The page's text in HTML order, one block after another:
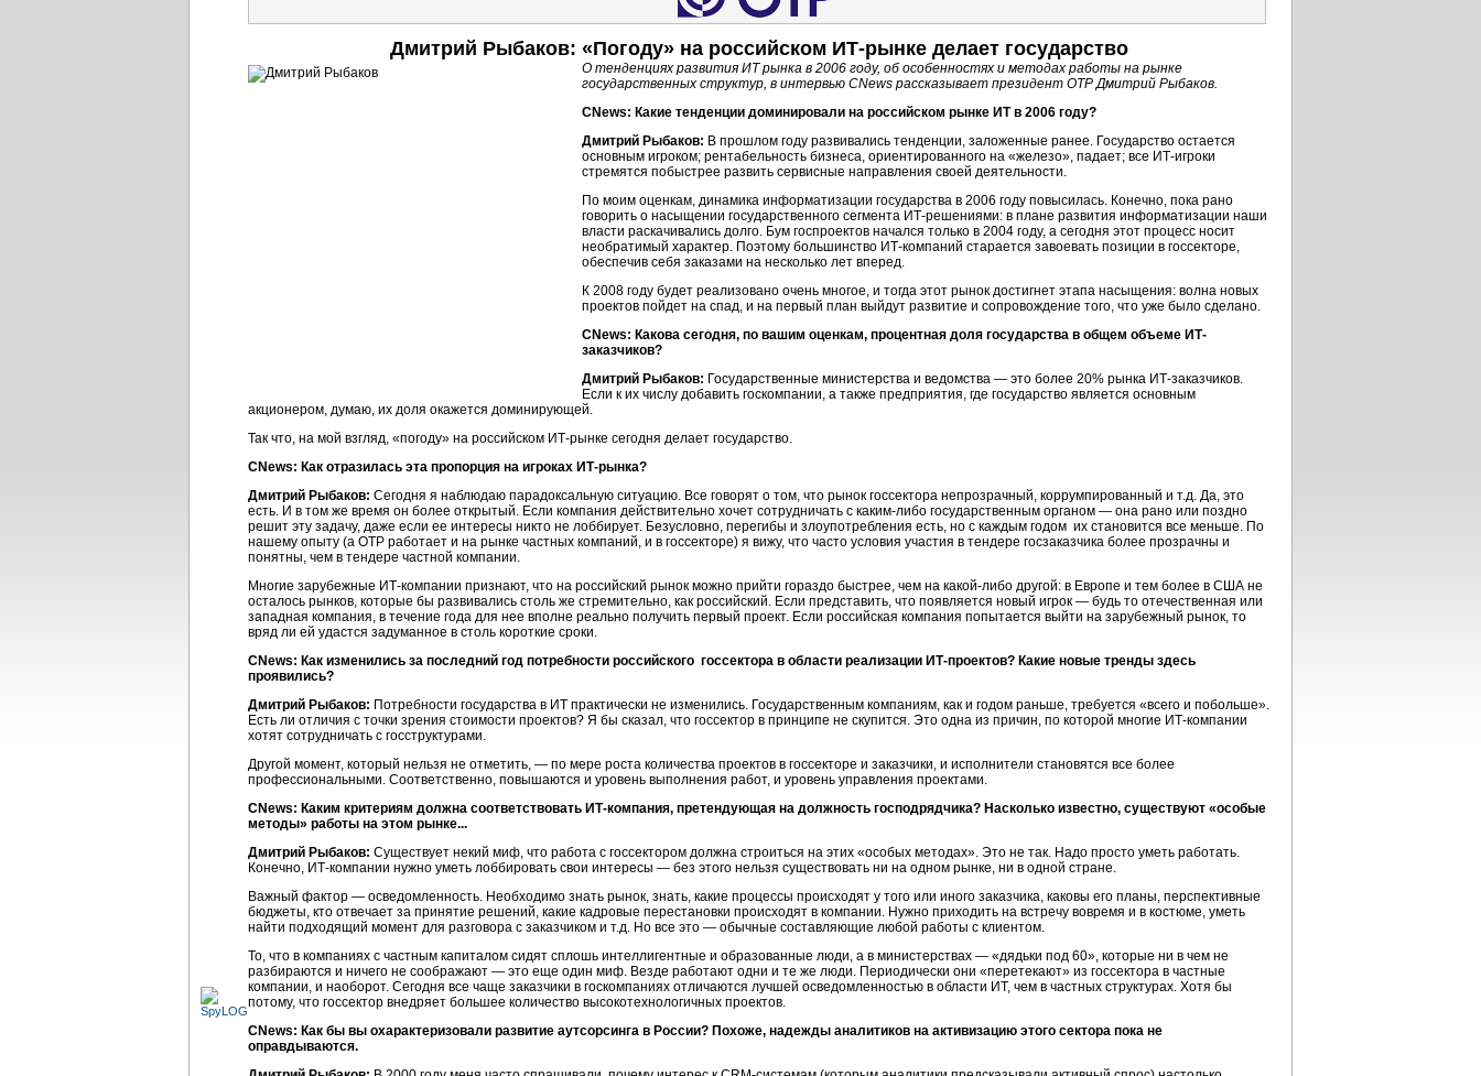
Дмитрий Рыбаков: «Погоду» на российском ИТ-рынке делает государство
О тенденциях развития ИТ рынка в 2006 году, об особенностях и методах работы на рынке
государственных структур, в интервью CNews рассказывает президент ОТР Дмитрий Рыбаков.
CNews: Какие тенденции доминировали на российском рынке ИТ в 2006 году?
Дмитрий Рыбаков: В прошлом году развивались тенденции, заложенные ранее. Государство остается
основным игроком; рентабельность бизнеса, ориентированного на «железо», падает; все ИТ-игроки
стремятся побыстрее развить сервисные направления своей деятельности.
По моим оценкам, динамика информатизации государства в 2006 году повысилась. Конечно, пока рано
говорить о насыщении государственного сегмента ИТ-решениями: в плане развития информатизации наши
власти раскачивались долго. Бум госпроектов начался только в 2004 году, а сегодня этот процесс носит
необратимый характер. Поэтому большинство ИТ-компаний старается завоевать позиции в госсекторе,
обеспечив себя заказами на несколько лет вперед.
К 2008 году будет реализовано очень многое, и тогда этот рынок достигнет этапа насыщения: волна новых
проектов пойдет на спад, и на первый план выйдут развитие и сопровождение того, что уже было сделано.
CNews: Какова сегодня, по вашим оценкам, процентная доля государства в общем объеме ИТ-
заказчиков?
Дмитрий Рыбаков: Государственные министерства и ведомства — это более 20% рынка ИТ-заказчиков.
Если к их числу добавить госкомпании, а также предприятия, где государство является основным
акционером, думаю, их доля окажется доминирующей.
Так что, на мой взгляд, «погоду» на российском ИТ-рынке сегодня делает государство.
CNews: Как отразилась эта пропорция на игроках ИТ-рынка?
Дмитрий Рыбаков: Сегодня я наблюдаю парадоксальную ситуацию. Все говорят о том, что рынок госсектора непрозрачный, коррумпированный и т.д. Да, это
есть. И в том же время он более открытый. Если компания действительно хочет сотрудничать с каким-либо государственным органом — она рано или поздно
решит эту задачу, даже если ее интересы никто не лоббирует. Безусловно, перегибы и злоупотребления есть, но с каждым годом их становится все меньше. По
нашему опыту (а ОТР работает и на рынке частных компаний, и в госсекторе) я вижу, что часто условия участия в тендере госзаказчика более прозрачны и
понятны, чем в тендере частной компании.
Многие зарубежные ИТ-компании признают, что на российский рынок можно прийти гораздо быстрее, чем на какой-либо другой: в Европе и тем более в США не
осталось рынков, которые бы развивались столь же стремительно, как российский. Если представить, что появляется новый игрок — будь то отечественная или
западная компания, в течение года для нее вполне реально получить первый проект. Если российская компания попытается выйти на зарубежный рынок, то
вряд ли ей удастся задуманное в столь короткие сроки.
CNews: Как изменились за последний год потребности российского госсектора в области реализации ИТ-проектов? Какие новые тренды здесь
проявились?
Дмитрий Рыбаков: Потребности государства в ИТ практически не изменились. Государственным компаниям, как и годом раньше, требуется «всего и побольше».
Есть ли отличия с точки зрения стоимости проектов? Я бы сказал, что госсектор в принципе не скупится. Это одна из причин, по которой многие ИТ-компании
хотят сотрудничать с госструктурами.
Другой момент, который нельзя не отметить, — по мере роста количества проектов в госсекторе и заказчики, и исполнители становятся все более
профессиональными. Соответственно, повышаются и уровень выполнения работ, и уровень управления проектами.
CNews: Каким критериям должна соответствовать ИТ-компания, претендующая на должность господрядчика? Насколько известно, существуют «особые
методы» работы на этом рынке...
Дмитрий Рыбаков: Существует некий миф, что работа с госсектором должна строиться на этих «особых методах». Это не так. Надо просто уметь работать.
Конечно, ИТ-компании нужно уметь лоббировать свои интересы — без этого нельзя существовать ни на одном рынке, ни в одной стране.
Важный фактор — осведомленность. Необходимо знать рынок, знать, какие процессы происходят у того или иного заказчика, каковы его планы, перспективные
бюджеты, кто отвечает за принятие решений, какие кадровые перестановки происходят в компании. Нужно приходить на встречу вовремя и в костюме, уметь
найти подходящий момент для разговора с заказчиком и т.д. Но все это — обычные составляющие любой работы с клиентом.
То, что в компаниях с частным капиталом сидят сплошь интеллигентные и образованные люди, а в министерствах — «дядьки под 60», которые ни в чем не
разбираются и ничего не соображают — это еще один миф. Везде работают одни и те же люди. Периодически они «перетекают» из госсектора в частные
компании, и наоборот. Сегодня все чаще заказчики в госкомпаниях отличаются лучшей осведомленностью в области ИТ, чем в частных структурах. Хотя бы
потому, что госсектор внедряет большее количество высокотехнологичных проектов.
CNews: Как бы вы охарактеризовали развитие аутсорсинга в России? Похоже, надежды аналитиков на активизацию этого сектора пока не
оправдываются.